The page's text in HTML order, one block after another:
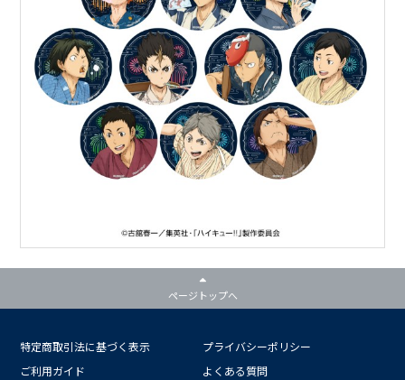
ページトップへ
特定商取引法に基づく表示
プライバシーポリシー
ご利用ガイド
よくある質問